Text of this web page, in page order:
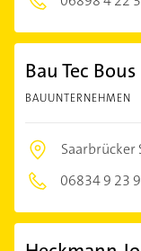
Bau Tec
BAUUNTERNEHMEN
Saarbrücker
06834 9 23